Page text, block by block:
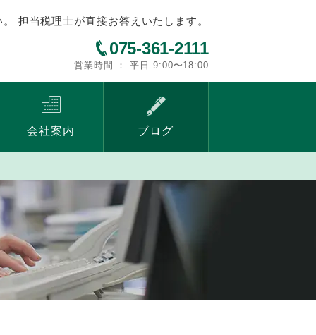
担当税理士が直接お答えいたします。
075-361-2111
営業時間 ： 平日 9:00〜18:00
会社案内 ブログ